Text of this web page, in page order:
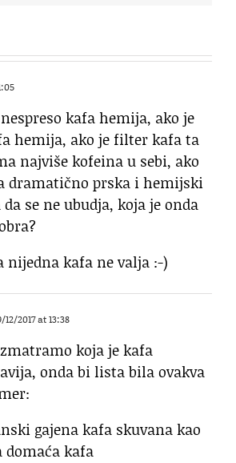
kafa hemija, ako je
hemija, ako je filter kafa ta
najviše kofeina u sebi, ako
dramatično prska i hemijski
se ne ubudja, koja je onda
nijedna kafa ne valja :-)
12/2017 at 13:38
koja je kafa
onda bi lista bila ovakva
gajena kafa skuvana kao
domaća kafa